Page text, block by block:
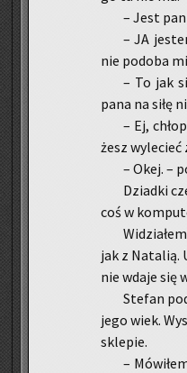
– Jest
– JA
nie po­do­ba
– To jak
pana na siłę
– Ej,
żesz
– Okej. –
Dziad­ki
coś w
jak z Na­ta­lią.
nie wdaje się
Ste­fan
jego wiek.
skle­pie.
–